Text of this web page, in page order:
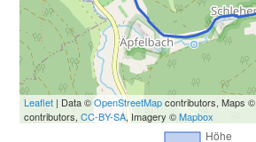
Leaflet| Data ©OpenStreetMapcontributors, Maps ©
contributors, CC-BY-SA, Imagery ©Mapbox